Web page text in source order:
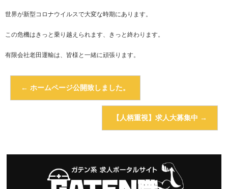
世界が新型コロナウイルスで大変な時期にあります。
この危機はきっと乗り越えられます、きっと終わります。
有限会社老田運輸は、皆様と一緒に頑張ります。
← ホームページ公開致しました。
【人柄重視】求人大募集中 →